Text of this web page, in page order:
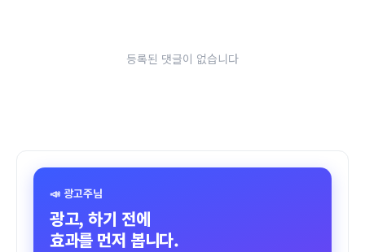
등록된 댓글이 없습니다
📣 광고주님
광고, 하기 전에
효과를 먼저 봅니다.